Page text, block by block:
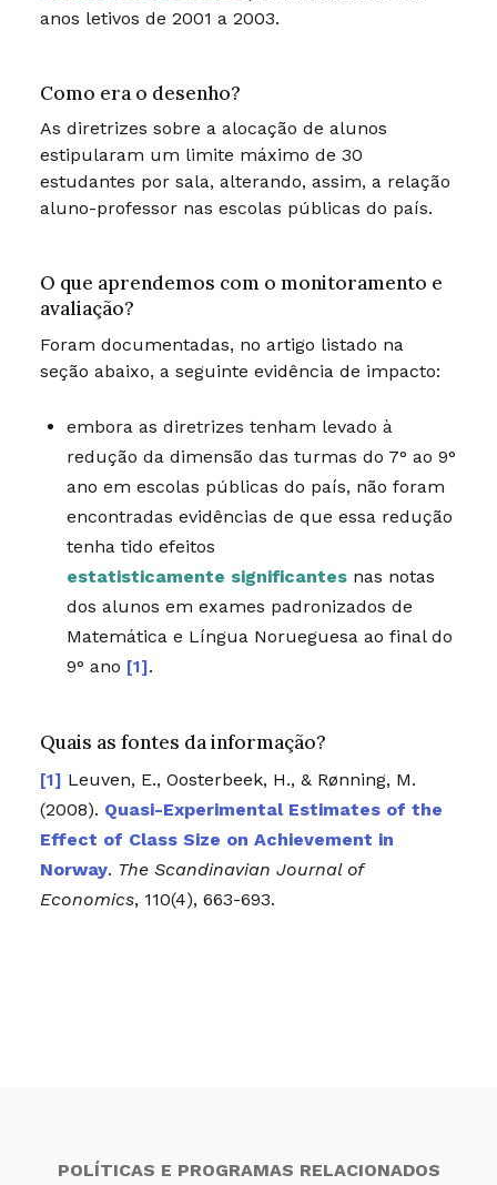
anos letivos de 2001 a 2003.
Como era o desenho?
As diretrizes sobre a alocação de alunos
estipularam um limite máximo de 30
estudantes por sala, alterando, assim, a relação
aluno-professor nas escolas públicas do país.
O que aprendemos com o monitoramento e
avaliação?
Foram documentadas, no artigo listado na
seção abaixo, a seguinte evidência de impacto:
embora as diretrizes tenham levado à
redução da dimensão das turmas do 7° ao 9°
ano em escolas públicas do país, não foram
encontradas evidências de que essa redução
tenha tido efeitos
estatisticamente significantesnas notas
dos alunos em exames padronizados de
Matemática e Língua Norueguesa ao final do
9° ano [1].
Quais as fontes da informação?
Leuven, E., Oosterbeek, H., & Rønning, M.
(2008). Quasi-Experimental Estimates of the
Effect of Class Size on Achievement in
Norway. The Scandinavian Journal of
Economics, 110(4), 663-693.
POLÍTICAS E PROGRAMAS RELACIONADOS